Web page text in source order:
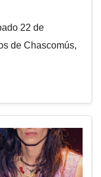
22 de
de Chascomús,